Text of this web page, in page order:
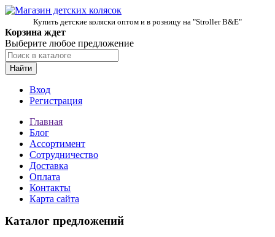
Купить детские коляски оптом и в розницу на "Stroller B&E"
Корзина ждет
Выберите любое предложение
Найти
Вход
Регистрация
Главная
Блог
Ассортимент
Сотрудничество
Доставка
Оплата
Контакты
Карта сайта
Каталог предложений